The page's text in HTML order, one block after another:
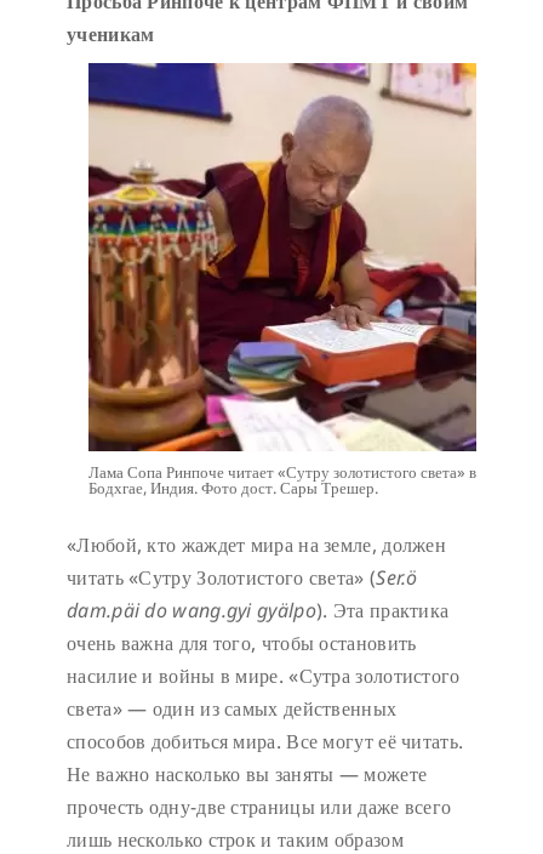
ученикам
Лама Сопа Ринпоче читает «Сутру золотистого света» в
Бодхгае, Индия. Фото дост. Сары Трешер.
«Любой, кто жаждет мира на земле, должен
читать «Сутру Золотистого света» (Ser.ö
dam.päi do wang.gyi gyälpo). Эта практика
очень важна для того, чтобы остановить
насилие и войны в мире. «Сутра золотистого
света» — один из самых действенных
способов добиться мира. Все могут её читать.
Не важно насколько вы заняты — можете
прочесть одну-две страницы или даже всего
лишь несколько строк и таким образом